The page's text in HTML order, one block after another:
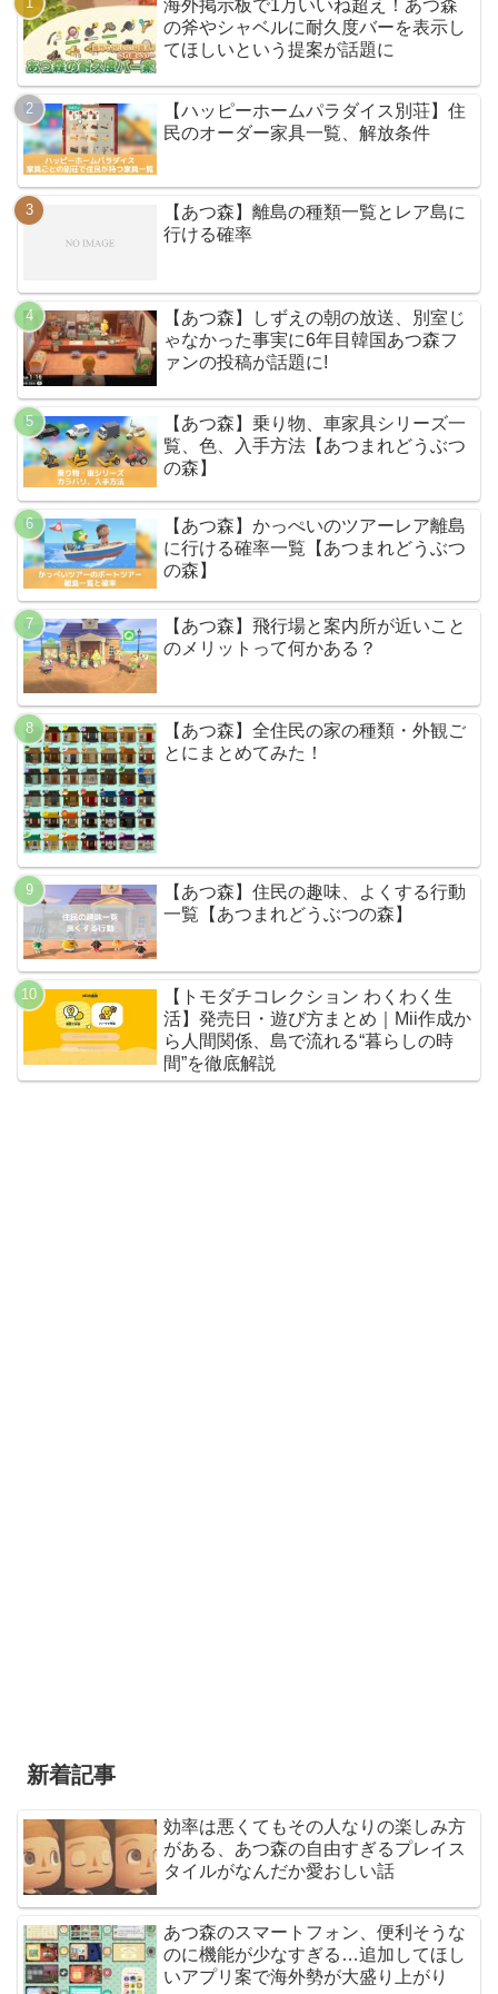
海外掲示板で1万いいね超え！あつ森
の斧やシャベルに耐久度バーを表示し
てほしいという提案が話題に
【ハッピーホームパラダイス別荘】住
民のオーダー家具一覧、解放条件
【あつ森】離島の種類一覧とレア島に
行ける確率
【あつ森】しずえの朝の放送、別室じ
ゃなかった事実に6年目韓国あつ森フ
ァンの投稿が話題に!
【あつ森】乗り物、車家具シリーズ一
覧、色、入手方法【あつまれどうぶつ
の森】
【あつ森】かっぺいのツアーレア離島
に行ける確率一覧【あつまれどうぶつ
の森】
【あつ森】飛行場と案内所が近いこと
のメリットって何かある？
【あつ森】全住民の家の種類・外観ご
とにまとめてみた！
【あつ森】住民の趣味、よくする行動
一覧【あつまれどうぶつの森】
【トモダチコレクション わくわく生
活】発売日・遊び方まとめ｜Mii作成か
ら人間関係、島で流れる“暮らしの時
間”を徹底解説
新着記事
効率は悪くてもその人なりの楽しみ方
がある、あつ森の自由すぎるプレイス
タイルがなんだか愛おしい話
あつ森のスマートフォン、便利そうな
のに機能が少なすぎる…追加してほし
いアプリ案で海外勢が大盛り上がり